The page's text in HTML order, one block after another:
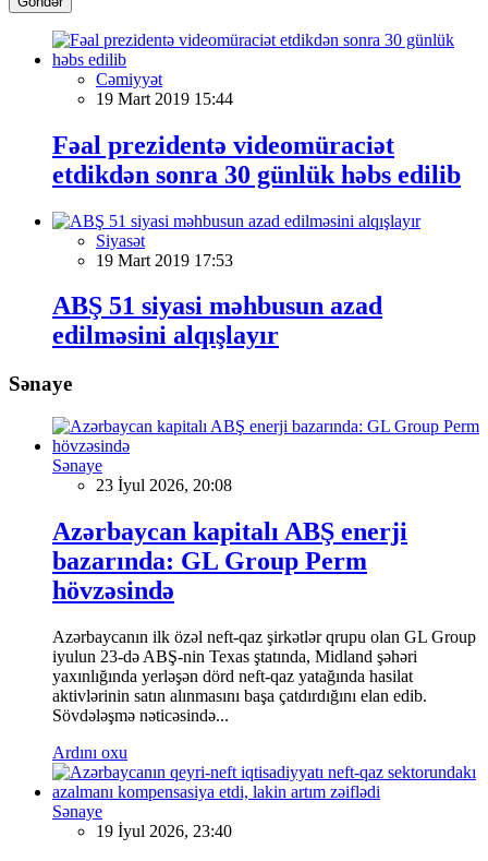
Cəmiyyət
19 Mart 2019 15:44
Fəal prezidentə videomüraciət
etdikdən sonra 30 günlük həbs edilib
Siyasət
19 Mart 2019 17:53
ABŞ 51 siyasi məhbusun azad
edilməsini alqışlayır
Sənaye
Sənaye
23 İyul 2026, 20:08
Azərbaycan kapitalı ABŞ enerji
bazarında: GL Group Perm
hövzəsində
Azərbaycanın ilk özəl neft-qaz şirkətlər qrupu olan GL Group
iyulun 23-də ABŞ-nin Texas ştatında, Midland şəhəri
yaxınlığında yerləşən dörd neft-qaz yatağında hasilat
aktivlərinin satın alınmasını başa çatdırdığını elan edib.
Sövdələşmə nəticəsində...
Ardını oxu
Sənaye
19 İyul 2026, 23:40